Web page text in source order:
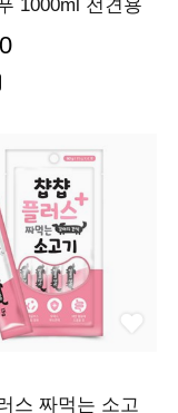
1000ml 전견용
스 짜먹는 소고